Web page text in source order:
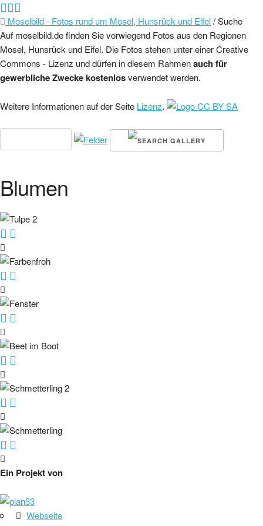
Moselbild - Fotos rund um Mosel, Hunsrück und Eifel/ Suche
Auf moselbild.de finden Sie vorwiegend Fotos aus den Regionen
Mosel, Hunsrück und Eifel. Die Fotos stehen unter einer Creative
Commons - Lizenz und dürfen in diesem Rahmenauch für
gewerbliche Zwecke kostenlosverwendet werden.
Weitere Informationen auf der Seite Lizenz.
Blumen
Ein Projekt von
Webseite